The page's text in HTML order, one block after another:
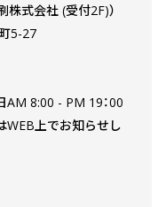
株式会社 (受付2F)）
5-27
8:00 - PM 19：00
WEB上でお知らせし